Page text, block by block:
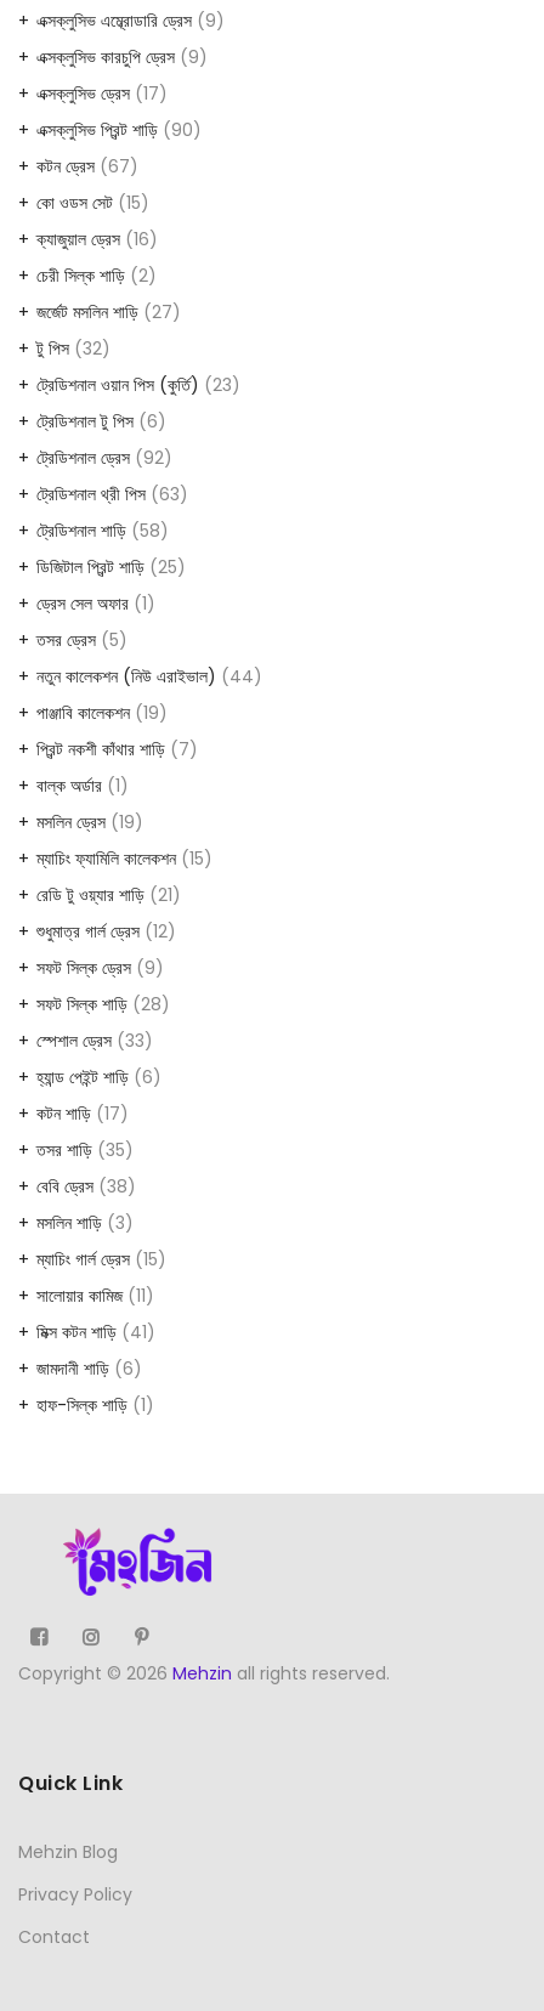
এক্সক্লুসিভ এম্ব্রোডারি ড্রেস 9
এক্সক্লুসিভ কারচুপি ড্রেস 9
এক্সক্লুসিভ ড্রেস 17
এক্সক্লুসিভ প্রিন্ট শাড়ি 90
কটন ড্রেস 67
কো ওডস সেট 15
ক্যাজুয়াল ড্রেস 16
চেরী সিল্ক শাড়ি 2
জর্জেট মসলিন শাড়ি 27
টু পিস 32
ট্রেডিশনাল ওয়ান পিস (কুর্তি)
23
ট্রেডিশনাল টু পিস 6
ট্রেডিশনাল ড্রেস 92
ট্রেডিশনাল থ্রী পিস 63
ট্রেডিশনাল শাড়ি 58
ডিজিটাল প্রিন্ট শাড়ি 25
ড্রেস সেল অফার 1
তসর ড্রেস 5
নতুন কালেকশন (নিউ এরাইভাল)
44
পাঞ্জাবি কালেকশন 19
প্রিন্ট নকশী কাঁথার শাড়ি 7
বাল্ক অর্ডার 1
মসলিন ড্রেস 19
ম্যাচিং ফ্যামিলি কালেকশন 15
রেডি টু ওয়্যার শাড়ি 21
শুধুমাত্র গার্ল ড্রেস 12
সফট সিল্ক ড্রেস 9
সফট সিল্ক শাড়ি 28
স্পেশাল ড্রেস 33
হ্যান্ড পেইন্ট শাড়ি 6
কটন শাড়ি 17
তসর শাড়ি 35
বেবি ড্রেস 38
মসলিন শাড়ি 3
ম্যাচিং গার্ল ড্রেস 15
সালোয়ার কামিজ 11
মিক্স কটন শাড়ি 41
জামদানী শাড়ি 6
হাফ-সিল্ক শাড়ি 1
Copyright © 2026 Mehzin all rights reserved.
Quick Link
Mehzin Blog
Privacy Policy
Contact